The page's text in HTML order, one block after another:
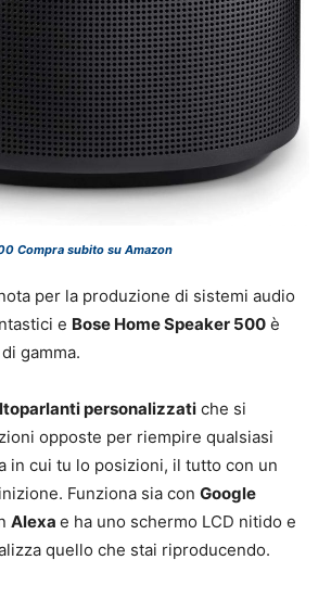
Compra subito su Amazon
per la produzione di sistemi audio
e Bose Home Speaker 500 è
gamma.
personalizzati che si
opposte per riempire qualsiasi
in cui tu lo posizioni, il tutto con un
Funziona sia con Google
Alexa e ha uno schermo LCD nitido e
quello che stai riproducendo.